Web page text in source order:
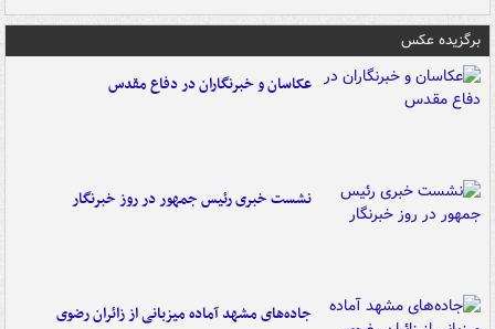
برگزیده عکس
عکاسان و خبرنگاران در دفاع مقدس
نشست خبری رئیس جمهور در روز خبرنگار
جاده‌های مشهد آماده میزبانی از زائران رضوی